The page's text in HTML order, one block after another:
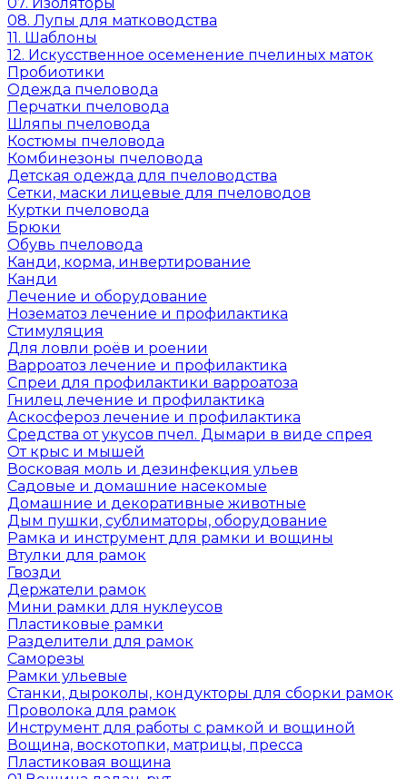
08. Лупы для матководства
11. Шаблоны
12. Искусственное осеменение пчелиных маток
Пробиотики
Одежда пчеловода
Перчатки пчеловода
Шляпы пчеловода
Костюмы пчеловода
Комбинезоны пчеловода
Детская одежда для пчеловодства
Сетки, маски лицевые для пчеловодов
Куртки пчеловода
Брюки
Обувь пчеловода
Канди, корма, инвертирование
Канди
Лечение и оборудование
Нозематоз лечение и профилактика
Стимуляция
Для ловли роёв и роении
Варроатоз лечение и профилактика
Спреи для профилактики варроатоза
Гнилец лечение и профилактика
Аскосфероз лечение и профилактика
Средства от укусов пчел. Дымари в виде спрея
От крыс и мышей
Восковая моль и дезинфекция ульев
Садовые и домашние насекомые
Домашние и декоративные животные
Дым пушки, сублиматоры, оборудование
Рамка и инструмент для рамки и вощины
Втулки для рамок
Гвозди
Держатели рамок
Мини рамки для нуклеусов
Пластиковые рамки
Разделители для рамок
Саморезы
Рамки ульевые
Станки, дыроколы, кондукторы для сборки рамок
Проволока для рамок
Инструмент для работы с рамкой и вощиной
Вощина, воскотопки, матрицы, пресса
Пластиковая вощина